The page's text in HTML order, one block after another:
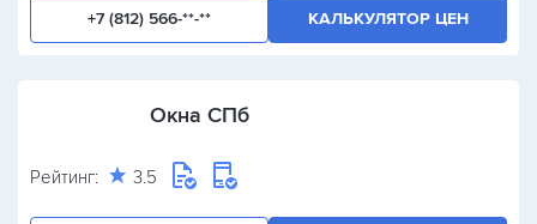
+7 (812) 566-**-** КАЛЬКУЛЯТОР ЦЕН
Окна СПб
Рейтинг: 3.5